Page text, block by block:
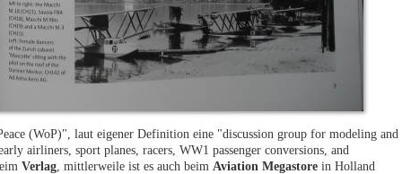
(WoP)", laut eigener Definition eine "discussion group for modeling and
airliners, sport planes, racers, WW1 passenger conversions, and
Verlag, mittlerweile ist es auch beim Aviation Megastorein Holland